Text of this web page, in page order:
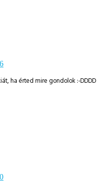
ha érted mire gondolok :-DDDD